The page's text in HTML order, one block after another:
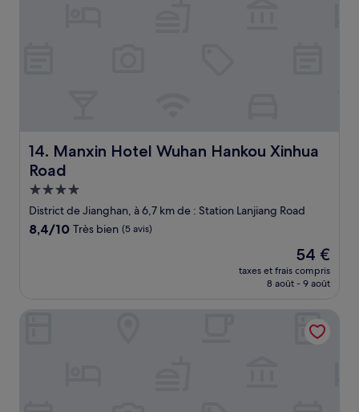
14. Manxin Hotel Wuhan Hankou Xinhua
Road
Manxin Hotel Wuhan Hankou Xinhua Road
Hébergement
4.0 étoiles
District de Jianghan, à 6,7 km de : Station Lanjiang Road
8.4
8,4/10 Très bien (5 avis)
Le
nouveau
prix
de
54 €
54 €
taxes et frais compris
8 août - 9 août